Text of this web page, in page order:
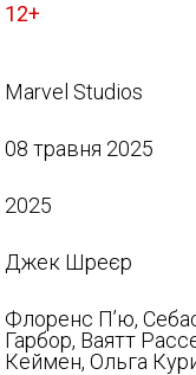
12+
Marvel Studios
08 травня 2025
2025
Джек Шреєр
Флоренс Пʼю,
Гарбор, Ваятт
Кеймен, Ольга